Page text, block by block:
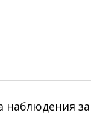
наблюдения за